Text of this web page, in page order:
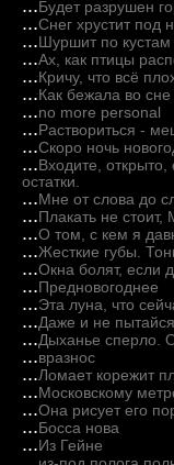
...Будет разрушен
...Снег хрустит под
...Шуршит по кустам
...Ах, как птицы
...Кричу, что всё
...Как бежала во сне
...no more personal
...Раствориться -
...Скоро ночь
...Входите, открыто,
остатки.
...Мне от слова до
...Плакать не стоит,
...О том, с кем я
...Жесткие губы.
...Окна болят, если
...Предновогоднее
...Эта луна, что
...Даже и не
...Дыханье сперло.
...вразнос
...Ломает корежит
...Московскому
...Она рисует его
...Босса нова
...Из Гейне